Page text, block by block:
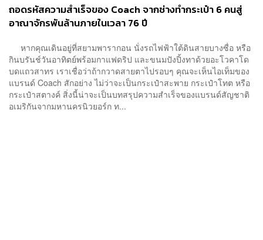
ถอดรหัสความสำเร็จของ Coach จากช่างทำกระเป๋า 6 คนสู่
อาณาจักรพันล้านภายในเวลา 76 ปี
หากคุณเดินอยู่ที่สยามพารากอน นั่งรถไฟฟ้าใต้ดินสายบางซื่อ หรือ
กินบรันช์วันอาทิตย์พร้อมกาแฟดริป และขนมปังปิ้งทาด้วยอะโวคาโด
บดแถวสาทร เราเชื่อว่าถ้ากวาดสายตาไปรอบๆ คุณจะเห็นไอเท็มของ
แบรนด์ Coach สักอย่าง ไม่ว่าจะเป็นกระเป๋าสะพาย กระเป๋าโทต หรือ
กระเป๋าสตางค์ สิ่งนี้น่าจะเป็นบทสรุปความสำเร็จของแบรนด์สัญชาติ
อเมริกันจากมหานครนิวยอร์ก ท...